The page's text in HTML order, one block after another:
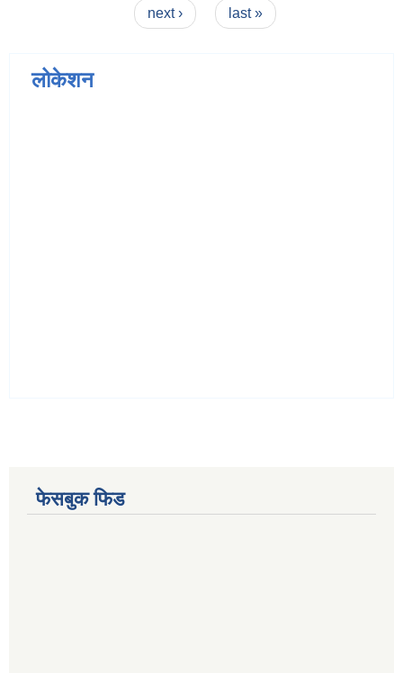
next › last »
लोकेशन
फेसबुक फिड